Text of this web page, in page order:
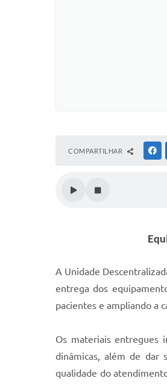
COMPARTILHAR
A Unidade
entrega dos
pacientes e ampliando a
Os materiais entregues
dinâmicas, além de dar
qualidade do